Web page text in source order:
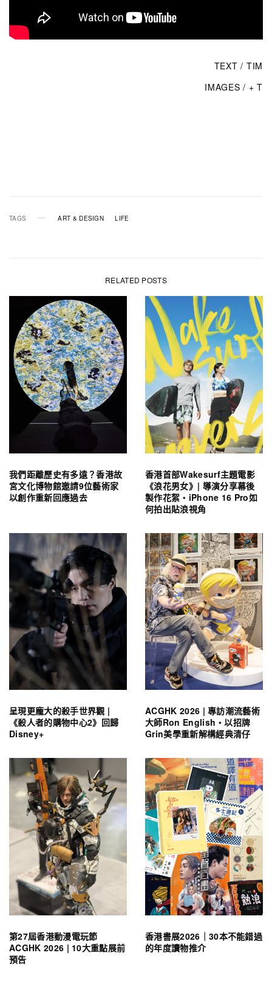
TEXT / TIM
IMAGES / + T
TAGS ART & DESIGN LIFE
RELATED POSTS
我們距離歷史有多遠？香港故
宮文化博物館邀請9位藝術家
以創作重新回應過去
香港首部Wakesurf主題電影
《浪花男女》| 導演分享幕後
製作花絮・iPhone 16 Pro如
何拍出貼浪視角
呈現更龐大的殺手世界觀 |
《殺人者的購物中心2》回歸
Disney+
ACGHK 2026 | 專訪潮流藝術
大師Ron English・以招牌
Grin美學重新解構經典清仔
第27屆香港動漫電玩節
ACGHK 2026 | 10大重點展前
預告
香港書展2026｜30本不能錯過
的年度讀物推介